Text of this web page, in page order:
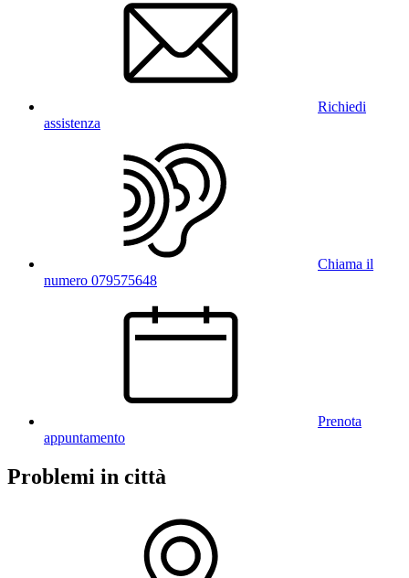
Richiedi
assistenza
Chiama il
numero 079575648
Prenota
appuntamento
Problemi in città